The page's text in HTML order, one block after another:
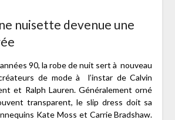
nuisette devenue une
90, la robe de nuit sert à nouveau
de mode à l’instar de Calvin
et Ralph Lauren. Généralement orné
transparent, le slip dress doit sa
Kate Moss et Carrie Bradshaw.